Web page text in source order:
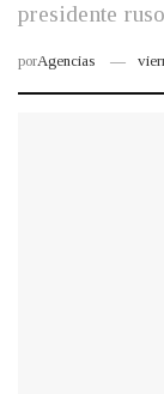
presidente
porAgencias